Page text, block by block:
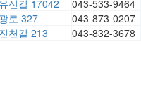
신길 17042
043-533-9464
로 327
043-873-0207
천길 213 043-832-3678